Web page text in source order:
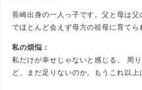
長崎出身の一人っ子です。父と母は
でほとんど会えず母方の祖母に育て
が詰まって話せないんです。
私の煩悩：
私だけが幸せじゃないと感じる。 周
ど、まだ足りないのか。もうこれ以